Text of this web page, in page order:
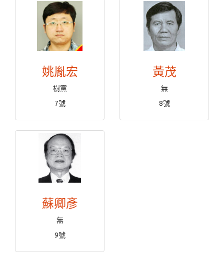
姚胤宏
樹黨
7號
黃茂
無
8號
蘇卿彥
無
9號